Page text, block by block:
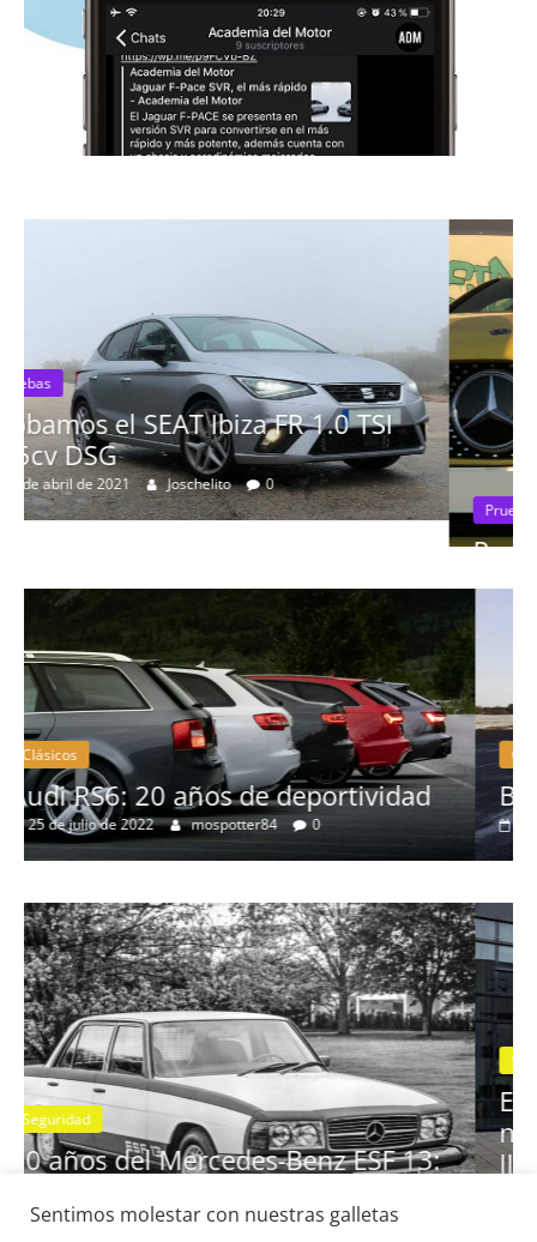
Pruebas
Probamos el Mercedes-Benz A200d
Clásicos
BMW Serie 7: lujo desde 1977
13:
Seguridad Vídeo
El Mazda CX-5 2022 logra la
nota en las pruebas de seguridad
IIHS
Sentimos molestar con nuestras galletas